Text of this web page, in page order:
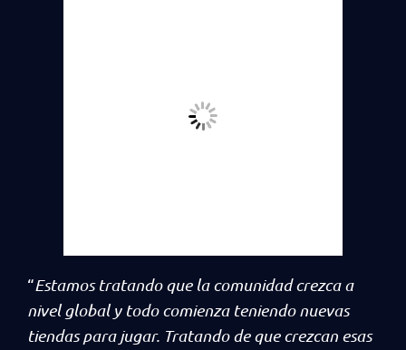
“Estamos tratando que la comunidad crezca a
nivel global y todo comienza teniendo nuevas
tiendas para jugar. Tratando de que crezcan esas